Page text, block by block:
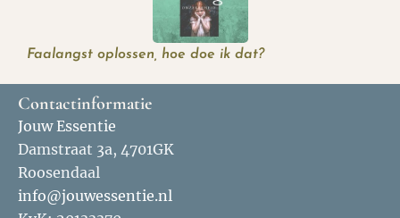
Faalangst oplossen, hoe doe ik dat?
Contactinformatie
Jouw Essentie
Damstraat 3a, 4701GK
Roosendaal
info@jouwessentie.nl